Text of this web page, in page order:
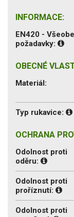
INFORMACE:
EN420 -
požadavky:
OBECNÉ
Materiál:
Typ rukavice:
OCHRANA
Odolnost proti
oděru:
Odolnost proti
proříznutí:
Odolnost proti